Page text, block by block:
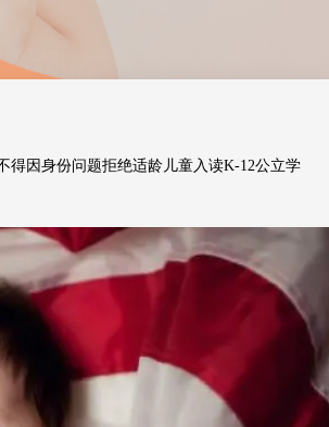
得因身份问题拒绝适龄儿童入读K-12公立学